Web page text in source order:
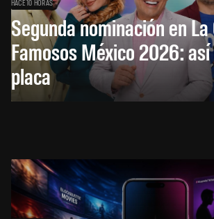
HACE 10 HORAS
Segunda nominación en
Famosos México 2026:
placa